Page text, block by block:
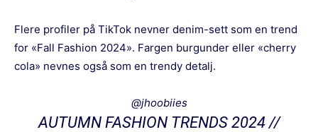
Flere profiler på TikTok nevner denim-sett som en trend
for «Fall Fashion 2024». Fargen burgunder eller «cherry
cola» nevnes også som en trendy detalj.
@jhoobiies
AUTUMN FASHION TRENDS 2024 //